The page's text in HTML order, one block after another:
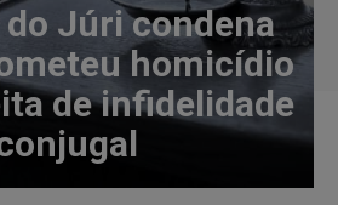
Júri condena
homicídio
de infidelidade